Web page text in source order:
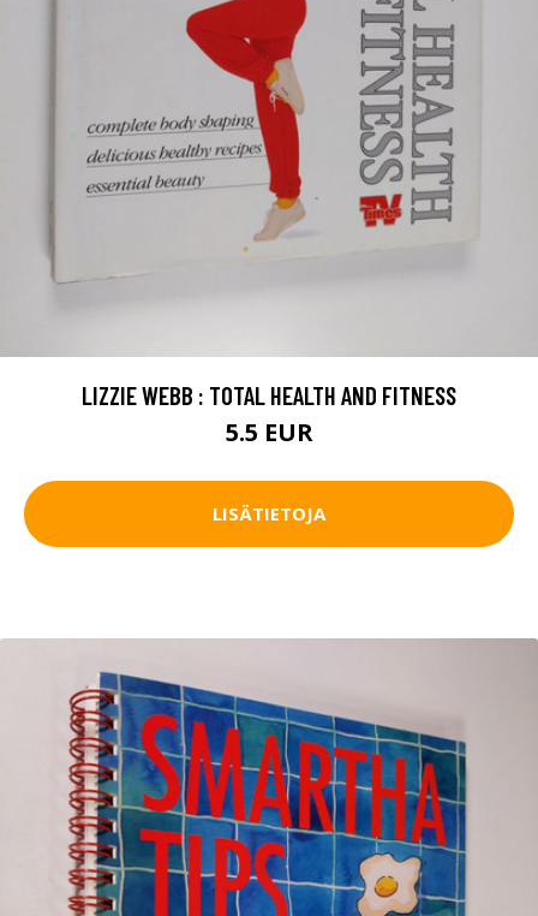
LIZZIE WEBB : TOTAL HEALTH AND FITNESS
5.5 EUR
LISÄTIETOJA